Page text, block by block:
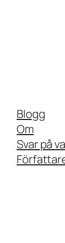
Blogg
Om
Svar på